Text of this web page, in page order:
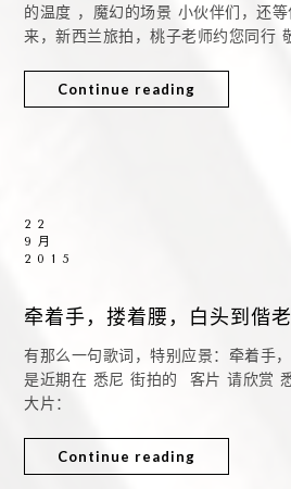
的温度 ，魔幻的场景 小伙伴们，还
来，新西兰旅拍，桃子老师约您同行
Continue reading
22
9月
2015
牵着手，搂着腰，白头到偕
有那么一句歌词，特别应景：牵着手
是近期在 悉尼 街拍的 客片 请欣赏
大片：
Continue reading